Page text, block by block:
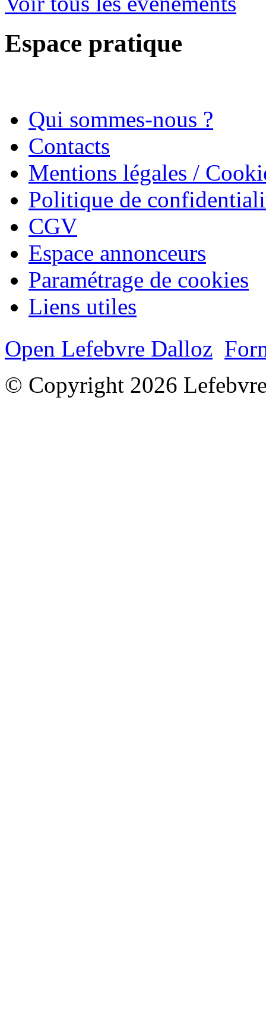
Espace pratique
Qui sommes-nous ?
Contacts
Mentions légales /
Politique de
CGV
Espace annonceurs
Paramétrage de cookies
Liens utiles
Open Lefebvre Dalloz
© Copyright 2026